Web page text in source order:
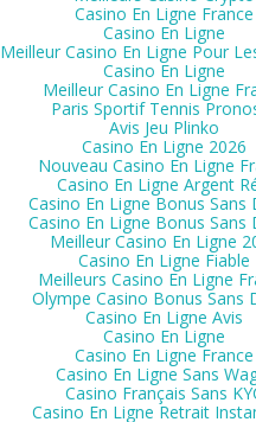
Casino En Ligne France
Casino En Ligne
Meilleur Casino En Ligne Pour
Casino En Ligne
Meilleur Casino En Ligne
Paris Sportif Tennis
Avis Jeu Plinko
Casino En Ligne 2026
Nouveau Casino En Ligne
Casino En Ligne Argent
Casino En Ligne Bonus Sans
Casino En Ligne Bonus Sans
Meilleur Casino En Ligne
Casino En Ligne Fiable
Meilleurs Casino En Ligne
Olympe Casino Bonus Sans
Casino En Ligne Avis
Casino En Ligne
Casino En Ligne France
Casino En Ligne Sans
Casino Français Sans
Casino En Ligne Retrait